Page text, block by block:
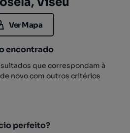
Ver Mapa
encontrado
que correspondam à
novo com outros critérios
perfeito?